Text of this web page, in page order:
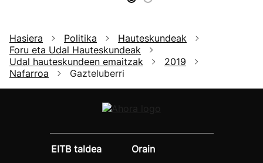
Hasiera Politika
Hauteskundeak
Foru eta Udal Hauteskundeak
Udal hauteskundeen emaitzak
2019
Nafarroa
Gazteluberri
EITB taldea
Orain